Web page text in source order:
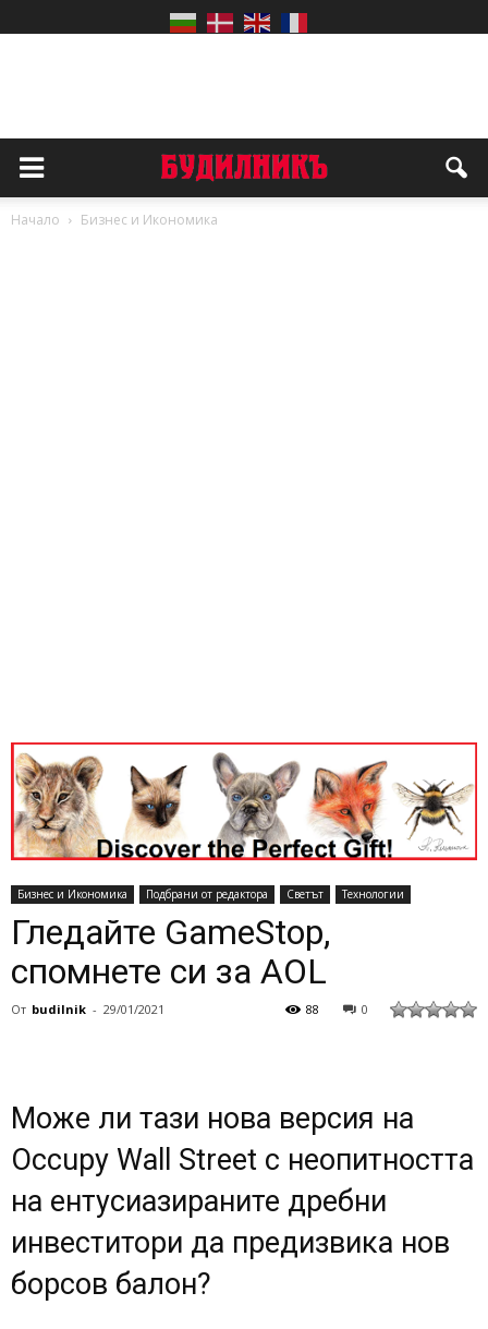
Начало Бизнес и Икономика
Бизнес и Икономика Подбрани от редактора Светът Технологии
Гледайте GameStop,
спомнете си за AOL
От budilnik - 29/01/2021 0
88
Може ли тази нова версия на
Occupy Wall Street с неопитността
на ентусиазираните дребни
инвеститори да предизвика нов
борсов балон?